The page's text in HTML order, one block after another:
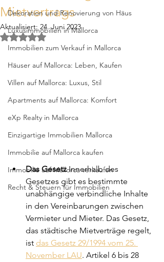
Dekoration und Renovierung von Häus
Luxusimmobilien in Mallorca
Immobilien zum Verkauf in Mallorca
Häuser auf Mallorca: Leben, Kaufen
Villen auf Mallorca: Luxus, Stil
Apartments auf Mallorca: Komfort
eXp Realty in Mallorca
Einzigartige Immobilien Mallorca
Immobilie auf Mallorca kaufen
Immobilie auf Mallorca verkaufen
Recht & Steuern für Immobilien
Mietvertrags
Aktualisiert: 24. Juni 2023
Mit NaN von 5 Sternen bewertet.
Das Gesetz Innerhalb des
Gesetzes gibt es bestimmte
unabhängige verbindliche Inhalte
in den Vereinbarungen zwischen
Vermieter und Mieter. Das Gesetz,
das städtische Mietverträge regelt,
ist das Gesetz 29/1994 vom 25.
November LAU. Artikel 6 bis 28